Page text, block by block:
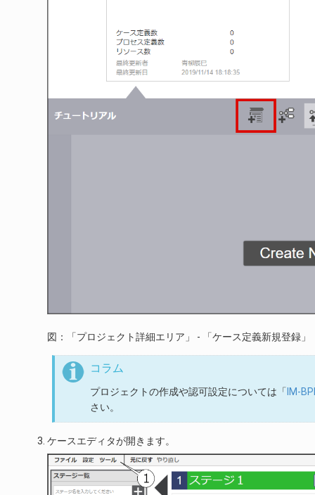
図：「プロジェクト詳細エリア」 - 「ケース定義新規登録」
コラム
プロジェクトの作成や認可設定については「 IM-
さい。
ケースエディタが開きます。